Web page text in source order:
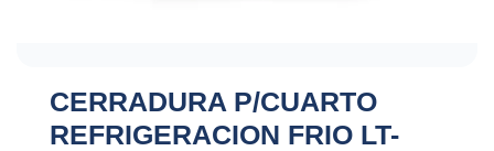
CERRADURA P/CUARTO
REFRIGERACION FRIO LT-